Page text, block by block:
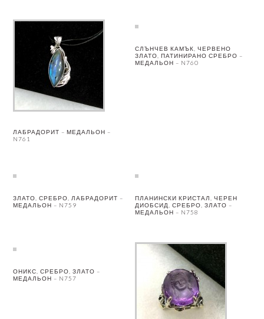
ЛАБРАДОРИТ – МЕДАЛЬОН –
N761
СЛЪНЧЕВ КАМЪК, ЧЕРВЕНО
ЗЛАТО, ПАТИНИРАНО СРЕБРО –
МЕДАЛЬОН – N760
ЗЛАТО, СРЕБРО, ЛАБРАДОРИТ –
МЕДАЛЬОН – N759
ПЛАНИНСКИ КРИСТАЛ, ЧЕРЕН
ДИОБСИД, СРЕБРО, ЗЛАТО –
МЕДАЛЬОН – N758
ОНИКС, СРЕБРО, ЗЛАТО –
МЕДАЛЬОН – N757